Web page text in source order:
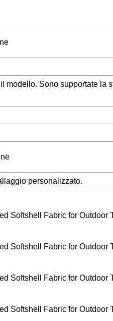
modello. Sono supportate la
personalizzato.